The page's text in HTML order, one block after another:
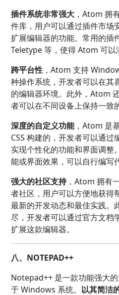
插件系统非常强大 ，Atom 拥
件库，用户可以通过插件市场
扩展编辑器的功能。常用的插
Teletype 等，使得 Atom 可以
跨平台性 ，Atom 支持
种操作系统，开发者可以在其
的编辑器环境。此外，Atom
者可以在不同设备上保持一致
深度的自定义功能，Atom 是
CSS 构建的，开发者可以通
实现个性化的功能和界面调整
能或界面效果，可以自行编写
强大的社区支持，Atom 拥有
者社区，用户可以方便地获得
最新的开发动态和最佳实践。
尽，开发者可以通过官方文档
扩展这款编辑器。
八、NOTEPAD++
Notepad++ 是一款功能强大的
于 Windows 系统。 以其简洁